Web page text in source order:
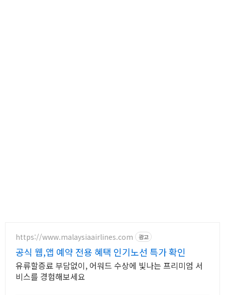
https://www.malaysiaairlines.com 광고
공식 웹,앱 예약 전용 혜택 인기노선 특가 확인
유류할증료 부담없이, 어워드 수상에 빛나는 프리미엄 서
비스를 경험해보세요